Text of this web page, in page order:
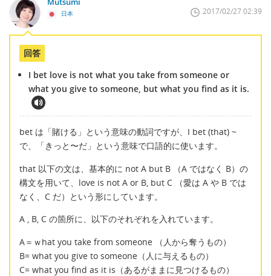
日本 2017/02/27 02:39
回答
I bet love is not what you take from someone or
what you give to someone, but what you find as it is.
bet は「賭ける」という意味の動詞ですが、I bet (that) ~
で、「きっと〜だ」という意味で口語的に使います。
that 以下の文は、基本的に not A but B （A ではなく B）の
構文を用いて、love is not A or B, but C （愛は A や B では
なく、C だ）という形にしています。
A , B, C の箇所に、以下のそれぞれを入れています。
A＝ｗhat you take from someone （人から奪うもの）
B= what you give to someone（人に与えるもの）
C= what you find as it is（あるがままに見つけるもの）